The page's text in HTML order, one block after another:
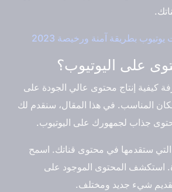
بطريقة آمنة ورخيصة 2023
على اليوتيوب؟
كيفية إنتاج محتوى عالي الجودة على
المناسب. في هذا المقال، سنقدم لك
جذاب لجمهورك على اليوتيوب.
التي ستقدمها في محتوى قناتك. اسمح
استكشف المحتوى الموجود على
شيء جديد ومختلف.